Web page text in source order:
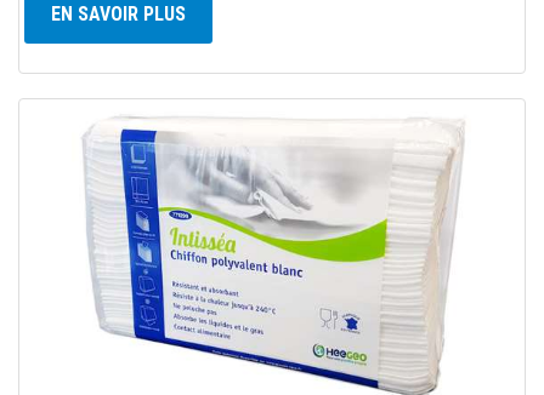
EN SAVOIR PLUS